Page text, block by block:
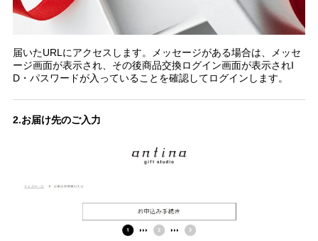
届いたURLにアクセスします。メッセージがある場合は、メッセ
ージ画面が表示され、その後商品交換ログイン画面が表示されI
D・パスワードが入っていることを確認してログインします。
2.お届け先のご入力